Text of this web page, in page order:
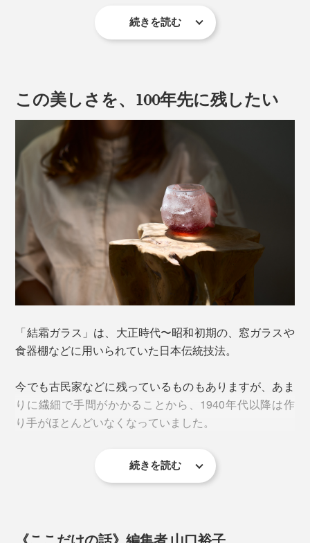
脚つきの「祥」は、容量180ml。ワインやスパークリン
グはもちろん、日本酒にも似合いそう。ハレの日の祝杯
も、日々のささやかな乾杯も、特別な時間に。
アイスクリームやフルーツを盛り付ければ、おしゃれな
パフェの完成です。
＜縁＞
ガラスの表面に、筆で「膠（にかわ）」を塗り、約40時
「膠」とは、牛などの皮・骨などから作られる接着剤。
その膠がゆっくりと収縮する力でガラスの表面がはじ
け、まるで霜が降りる瞬間を閉じ込めたような模様にな
るという仕組みです。
窓ガラスについた霜の結晶
下の写真は、グラスに塗られた「膠」が乾燥して、はが
れかけた状態。皮のようにペリペリと取り除くと、模様
だけがガラス表面に残ります。
続きを読む
この美しさを、100年先に残したい
「結霜ガラス」は、大正時代〜昭和初期の、窓ガラスや
食器棚などに用いられていた日本伝統技法。
今でも古民家などに残っているものもありますが、あま
りに繊細で手間がかかることから、1940年代以降は作
り手がほとんどいなくなっていました。
そんな「結霜ガラス」を甦らせたのが、MONOCOでロ
続きを読む
《ここだけの話》編集者 山口裕子